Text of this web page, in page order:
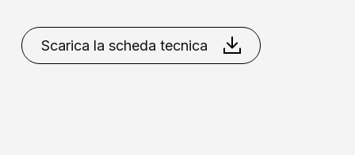
Installazione: Senza Incasso
Bianco Opaco Cromo
Nero
Opaco
Nikel Spazzolato
Scarica la scheda tecnica